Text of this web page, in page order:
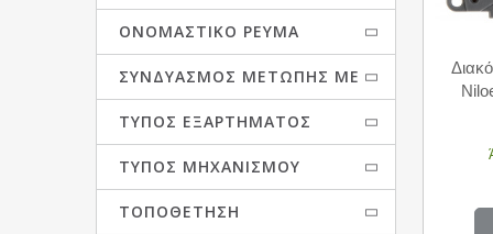
ΟΝΟΜΑΣΤΙΚΌ ΡΕΎΜΑ
ΣΥΝΔΥΑΣΜΌΣ ΜΕΤΏΠΗΣ ΜΕ
ΤΎΠΟΣ ΕΞΑΡΤΉΜΑΤΟΣ
ΤΎΠΟΣ ΜΗΧΑΝΙΣΜΟΎ
ΤΟΠΟΘΈΤΗΣΗ